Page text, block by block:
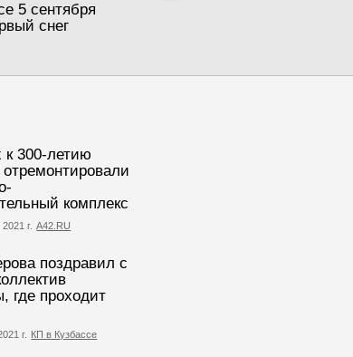
5 сентября
снег
300-летию
отремонтировали
комплекс
г. А42.RU
поздравил с
где проходит
г. КП в Кузбассе